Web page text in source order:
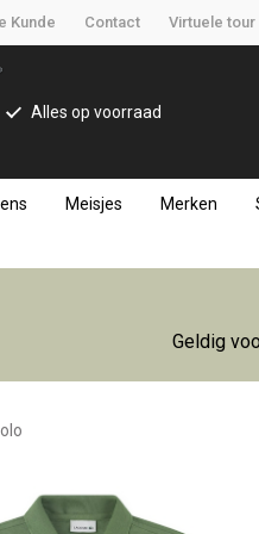
Kunde Contact Virtuele tour
Alles op voorraad
Meisjes Merken
Geldig